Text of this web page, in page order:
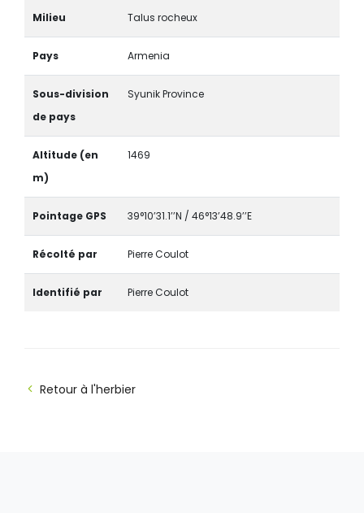
Milieu Talus rocheux
Pays Armenia
Sous-division
de pays
Syunik Province
Altitude (en
m)
1469
Pointage GPS 39°10’31.1’’N / 46°13’48.9’’E
Récolté par Pierre Coulot
Identifié par Pierre Coulot
Retour à l'herbier